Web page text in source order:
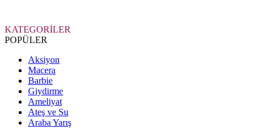
KATEGORİLER
POPÜLER
Aksiyon
Macera
Barbie
Giydirme
Ameliyat
Ateş ve Su
Araba Yarış